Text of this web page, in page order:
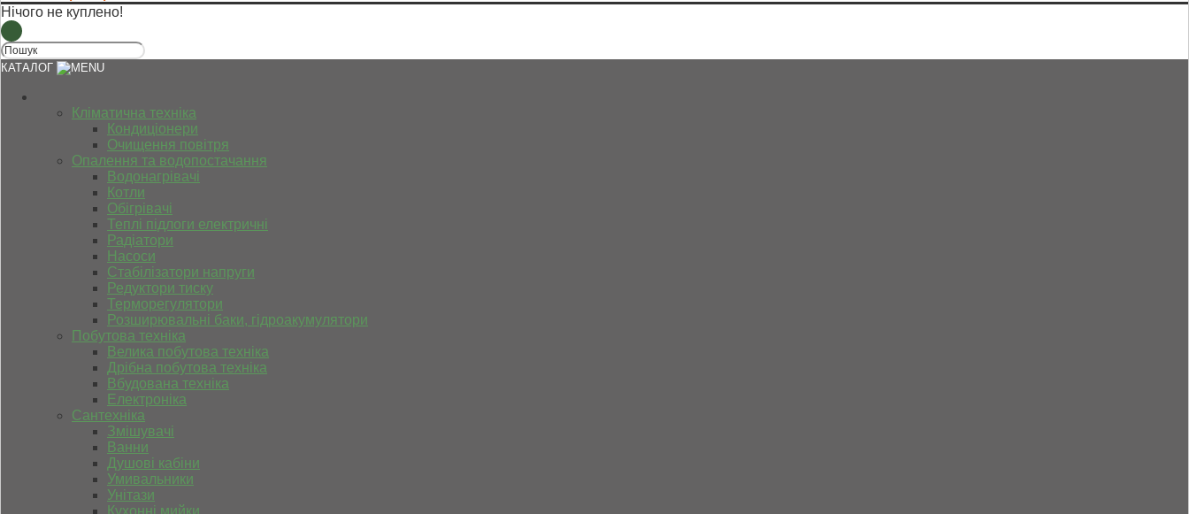
Нічого не куплено!
КАТАЛОГ
Кліматична техніка
Кондиціонери
Очищення повітря
Опалення та водопостачання
Водонагрівачі
Котли
Обігрівачі
Теплі підлоги електричні
Радіатори
Насоси
Стабілізатори напруги
Редуктори тиску
Терморегулятори
Розширювальні баки, гідроакумулятори
Побутова техніка
Велика побутова техніка
Дрібна побутова техніка
Вбудована техніка
Електроніка
Сантехніка
Змішувачі
Ванни
Душові кабіни
Умивальники
Унітази
Кухонні мийки